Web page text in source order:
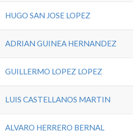
HUGO SAN JOSE LOPEZ
ADRIAN GUINEA HERNANDEZ
GUILLERMO LOPEZ LOPEZ
LUIS CASTELLANOS MARTIN
ALVARO HERRERO BERNAL